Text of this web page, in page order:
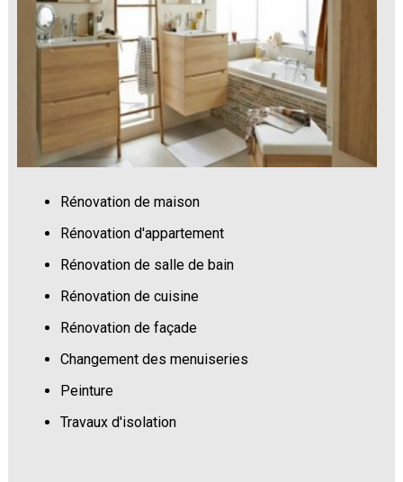
Rénovation de maison
Rénovation d'appartement
Rénovation de salle de bain
Rénovation de cuisine
Rénovation de façade
Changement des menuiseries
Peinture
Travaux d'isolation